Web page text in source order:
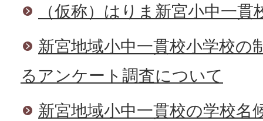
（仮称）はりま新宮小中一貫
新宮地域小中一貫校小学校の
るアンケート調査について
新宮地域小中一貫校の学校名